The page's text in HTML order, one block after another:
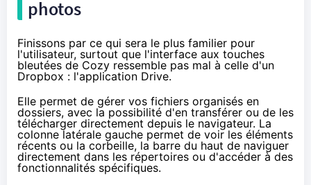
photos
Finissons par ce qui sera le plus familier pour
l'utilisateur, surtout que l'interface aux touches
bleutées de Cozy ressemble pas mal à celle d'un
Dropbox : l'application Drive.
Elle permet de gérer vos fichiers organisés en
dossiers, avec la possibilité d'en transférer ou de les
télécharger directement depuis le navigateur. La
colonne latérale gauche permet de voir les éléments
récents ou la corbeille, la barre du haut de naviguer
directement dans les répertoires ou d'accéder à des
fonctionnalités spécifiques.